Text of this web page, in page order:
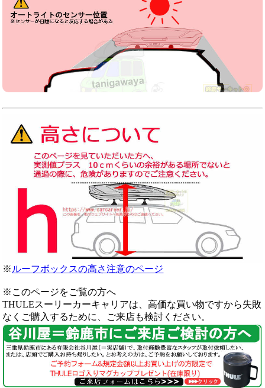
※ ルーフボックスの高さ注意のページ
※このページをご覧の方へ
THULEスーリーカーキャリアは、高価な買い物ですから失敗
なくご購入するために、ご来店も検討ください。